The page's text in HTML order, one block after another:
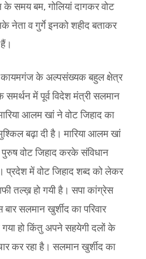
समय बम, गोलियां दागकर वोट
नेता व गुर्गे इनको शहीद बताकर
कायमगंज के अल्पसंख्यक बहुल क्षेत्र
में पूर्व विदेश मंत्री सलमान
आलम खां ने वोट जिहाद का
बढ़ा दी है। मारिया आलम खां
वोट जिहाद करके संविधान
में वोट जिहाद शब्द को लेकर
तल्ख़ हो गयी है। सपा कांग्रेस
सलमान खुर्शीद का परिवार
गया हो किंतु अपने सहयेगी दलों के
कर रहा है। सलमान खुर्शीद का